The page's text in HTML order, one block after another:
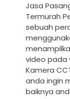
Jasa
Termurah
sebuah
video pada
Kamera
anda ingin
baiknya